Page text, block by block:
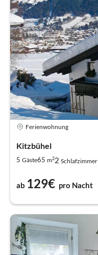
Ferienwohnung
Kitzbühel
5 Gäste65 m22 Schlafzimmer
ab 129€ pro Nacht